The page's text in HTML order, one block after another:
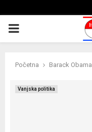
PRIMARY
Početna Barack Obama
Vanjska politika